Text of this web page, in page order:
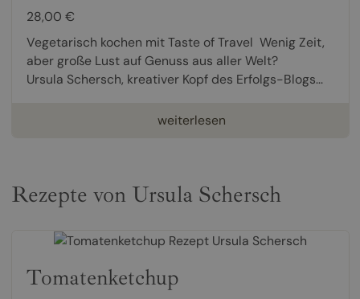
28,00 €
Vegetarisch kochen mit Taste of Travel Wenig Zeit,
aber große Lust auf Genuss aus aller Welt?
Ursula Schersch, kreativer Kopf des Erfolgs-Blogs...
weiterlesen
Rezepte von Ursula Schersch
Tomatenketchup